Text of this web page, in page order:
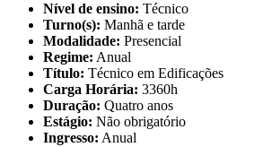
Nível de ensino: Técnico
Turno(s): Manhã e tarde
Modalidade: Presencial
Regime: Anual
Título: Técnico em Edificações
Carga Horária: 3360h
Duração: Quatro anos
Estágio: Não obrigatório
Ingresso: Anual